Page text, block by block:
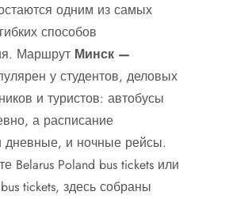
одним из самых
способов
Маршрут Минск —
у студентов, деловых
и туристов: автобусы
а расписание
дневные, и ночные рейсы.
Belarus Poland bus tickets или
tickets, здесь собраны